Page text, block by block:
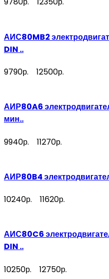
АИС80MB2
DIN ..
9790р. 12500р.
АИР80A6
мин..
9940р. 11270р.
АИР80B4
10240р. 11620р.
АИС80C6
DIN ..
10250р. 12750р.